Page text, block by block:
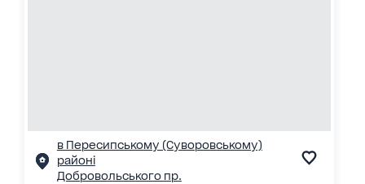
в Пересипському (Суворовському)
районі
Добровольського пр.